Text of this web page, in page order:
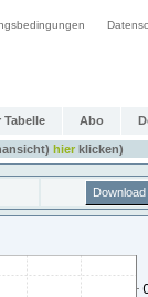
Tabelle Abo
hierklicken)
Download